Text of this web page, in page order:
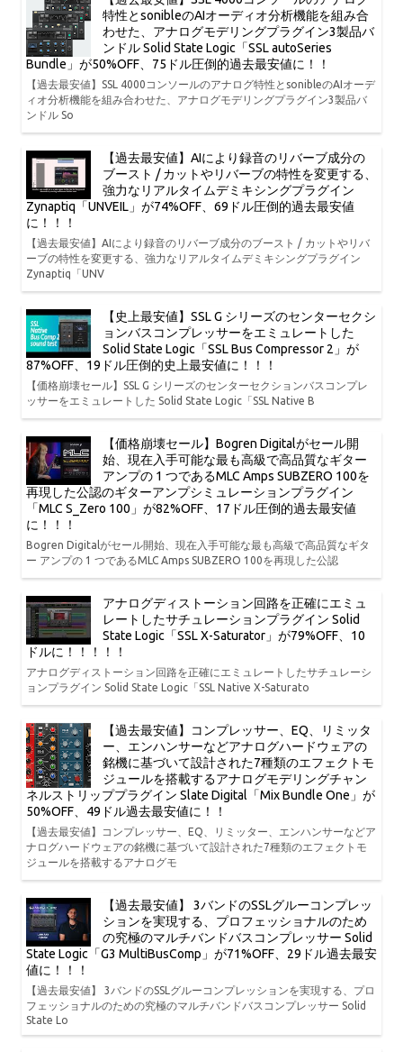
特性とsonibleのAIオーディオ分析機能を組み合
わせた、アナログモデリングプラグイン3製品バ
ンドル Solid State Logic「SSL autoSeries
Bundle」が50%OFF、75ドル圧倒的過去最安値に！！
【過去最安値】SSL 4000コンソールのアナログ特性とsonibleのAIオーデ
ィオ分析機能を組み合わせた、アナログモデリングプラグイン3製品バ
ンドル So
【過去最安値】AIにより録音のリバーブ成分の
ブースト / カットやリバーブの特性を変更する、
強力なリアルタイムデミキシングプラグイン
Zynaptiq「UNVEIL」が74%OFF、69ドル圧倒的過去最安値
に！！！
【過去最安値】AIにより録音のリバーブ成分のブースト / カットやリバ
ーブの特性を変更する、強力なリアルタイムデミキシングプラグイン
Zynaptiq「UNV
【史上最安値】SSL G シリーズのセンターセクシ
ョンバスコンプレッサーをエミュレートした
Solid State Logic「SSL Bus Compressor 2」が
87%OFF、19ドル圧倒的史上最安値に！！！
【価格崩壊セール】SSL G シリーズのセンターセクションバスコンプレ
ッサーをエミュレートした Solid State Logic「SSL Native B
【価格崩壊セール】Bogren Digitalがセール開
始、現在入手可能な最も高級で高品質なギター
アンプの 1 つであるMLC Amps SUBZERO 100を
再現した公認のギターアンプシミュレーションプラグイン
「MLC S_Zero 100」が82%OFF、17ドル圧倒的過去最安値
に！！！
Bogren Digitalがセール開始、現在入手可能な最も高級で高品質なギタ
ー アンプの 1 つであるMLC Amps SUBZERO 100を再現した公認
アナログディストーション回路を正確にエミュ
レートしたサチュレーションプラグイン Solid
State Logic「SSL X-Saturator」が79%OFF、10
ドルに！！！！！
アナログディストーション回路を正確にエミュレートしたサチュレーシ
ョンプラグイン Solid State Logic「SSL Native X-Saturato
【過去最安値】コンプレッサー、EQ、リミッタ
ー、エンハンサーなどアナログハードウェアの
銘機に基づいて設計された7種類のエフェクトモ
ジュールを搭載するアナログモデリングチャン
ネルストリッププラグイン Slate Digital「Mix Bundle One」が
50%OFF、49ドル過去最安値に！！
【過去最安値】コンプレッサー、EQ、リミッター、エンハンサーなどア
ナログハードウェアの銘機に基づいて設計された7種類のエフェクトモ
ジュールを搭載するアナログモ
【過去最安値】 3バンドのSSLグルーコンプレッ
ションを実現する、プロフェッショナルのため
の究極のマルチバンドバスコンプレッサー Solid
State Logic「G3 MultiBusComp」が71%OFF、29ドル過去最安
値に！！！
【過去最安値】 3バンドのSSLグルーコンプレッションを実現する、プロ
フェッショナルのための究極のマルチバンドバスコンプレッサー Solid
State Lo